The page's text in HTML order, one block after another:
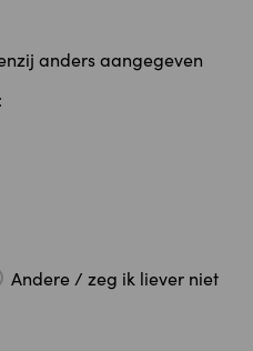
anders aangegeven
Andere / zeg ik liever niet